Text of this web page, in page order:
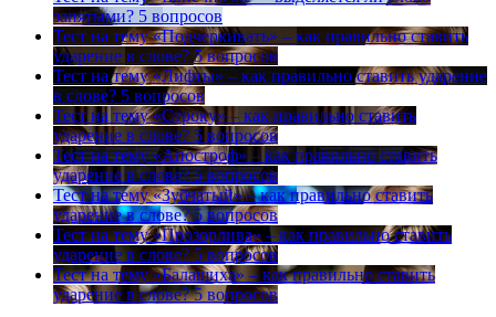
запятыми? 5 вопросов
Тест на тему «Подчеркивать» – как правильно ставить
ударение в слове? 5 вопросов
Тест на тему «Лифты» – как правильно ставить ударение
в слове? 5 вопросов
Тест на тему «Строку» – как правильно ставить
ударение в слове? 5 вопросов
Тест на тему «Апостроф» – как правильно ставить
ударение в слове? 5 вопросов
Тест на тему «Зубчатый» – как правильно ставить
ударение в слове? 5 вопросов
Тест на тему «Прозорлива» – как правильно ставить
ударение в слове? 5 вопросов
Тест на тему «Балашиха» – как правильно ставить
ударение в слове? 5 вопросов